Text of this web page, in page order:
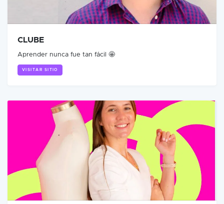
CLUBE
Aprender nunca fue tan fácil 🤩
VISITAR SITIO